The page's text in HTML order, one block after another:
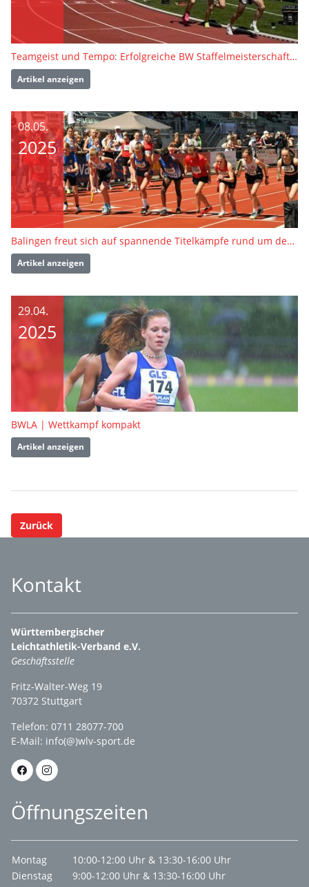
Teamgeist und Tempo: Erfolgreiche BW Staffelmeisterschaften in Balingen
Artikel anzeigen
08.05.
2025
Balingen freut sich auf spannende Titelkämpfe rund um den Staffelstab
Artikel anzeigen
29.04.
2025
BWLA | Wettkampf kompakt
Artikel anzeigen
Zurück
Kontakt
Württembergischer
Leichtathletik-Verband e.V.
Geschäftsstelle
Fritz-Walter-Weg 19
70372 Stuttgart
Telefon: 0711 28077-700
E-Mail: info(@)wlv-sport.de
Öffnungszeiten
Montag
10:00-12:00 Uhr & 13:30-16:00 Uhr
Dienstag
9:00-12:00 Uhr & 13:30-16:00 Uhr